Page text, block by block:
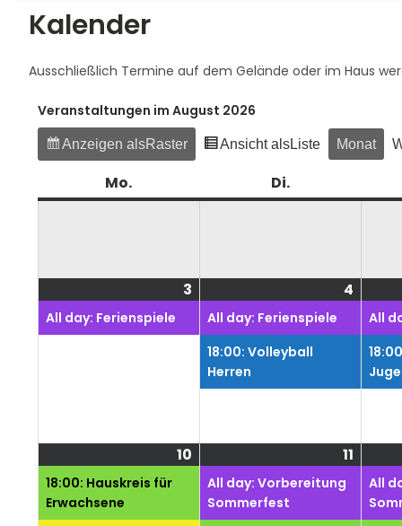
Kalender
Ausschließlich Termine auf dem Gelände oder im Haus
Veranstaltungen im August 2026
Anzeigen alsRaster Ansicht alsListe Monat
Mo. Di.Dienstag
3
August
2026
Veranstaltung)
All day: Ferienspiele
4
2026
All day: Ferienspiele
18:00: Volleyball
Herren
All
10
August
2026
Veranstaltungen)
18:00: Hauskreis für
Erwachsene
11
2026
All day: Vorbereitung
Sommerfest
All